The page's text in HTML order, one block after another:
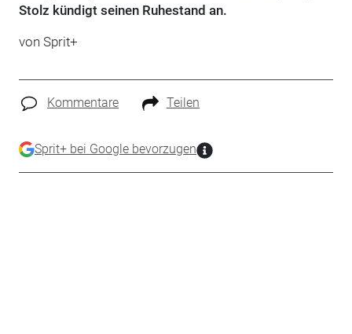
Stolz kündigt seinen Ruhestand an.
von Sprit+
Kommentare Teilen
Sprit+ bei Google bevorzugen